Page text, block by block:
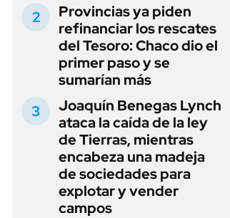
Provincias ya piden
refinanciar los rescates
del Tesoro: Chaco dio el
primer paso y se
sumarían más
Joaquín Benegas Lynch
ataca la caída de la ley
de Tierras, mientras
encabeza una madeja
de sociedades para
explotar y vender
campos